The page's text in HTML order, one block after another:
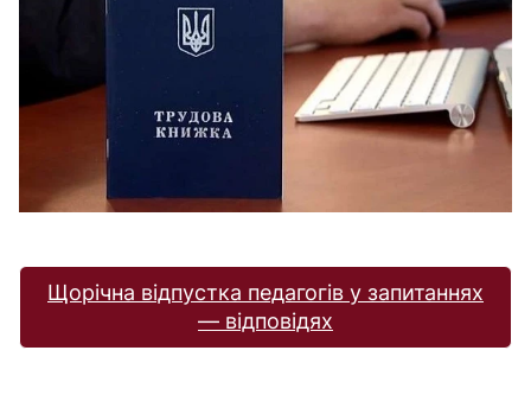
Щорічна відпустка педагогів у запитаннях
— відповідях